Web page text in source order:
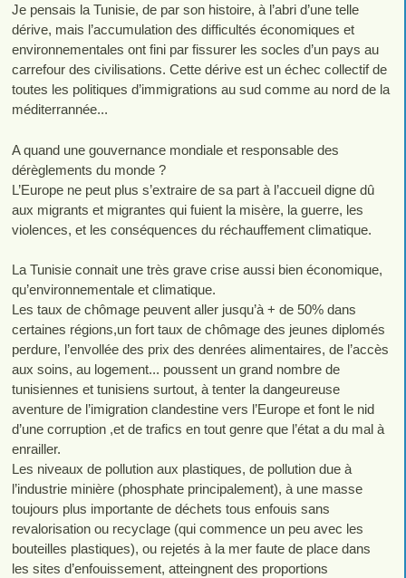
Je pensais la Tunisie, de par son histoire, à l’abri d’une telle
dérive, mais l’accumulation des difficultés économiques et
environnementales ont fini par fissurer les socles d’un pays au
carrefour des civilisations. Cette dérive est un échec collectif de
toutes les politiques d’immigrations au sud comme au nord de la
méditerrannée...
A quand une gouvernance mondiale et responsable des
dérèglements du monde ?
L’Europe ne peut plus s’extraire de sa part à l’accueil digne dû
aux migrants et migrantes qui fuient la misère, la guerre, les
violences, et les conséquences du réchauffement climatique.
La Tunisie connait une très grave crise aussi bien économique,
qu’environnementale et climatique.
Les taux de chômage peuvent aller jusqu’à + de 50% dans
certaines régions,un fort taux de chômage des jeunes diplomés
perdure, l’envollée des prix des denrées alimentaires, de l’accès
aux soins, au logement... poussent un grand nombre de
tunisiennes et tunisiens surtout, à tenter la dangeureuse
aventure de l’imigration clandestine vers l’Europe et font le nid
d’une corruption ,et de trafics en tout genre que l’état a du mal à
enrailler.
Les niveaux de pollution aux plastiques, de pollution due à
l’industrie minière (phosphate principalement), à une masse
toujours plus importante de déchets tous enfouis sans
revalorisation ou recyclage (qui commence un peu avec les
bouteilles plastiques), ou rejetés à la mer faute de place dans
les sites d’enfouissement, atteingnent des proportions